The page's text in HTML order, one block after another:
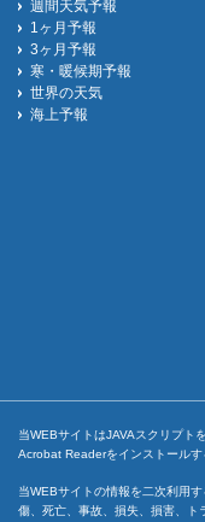
週間天気予報
1ヶ月予報
3ヶ月予報
寒・暖候期予報
世界の天気
海上予報
当WEBサイトはJAVAスクリプト
Acrobat Readerをインストールす
当WEBサイトの情報を二次利用
傷、死亡、事故、損失、損害、ト